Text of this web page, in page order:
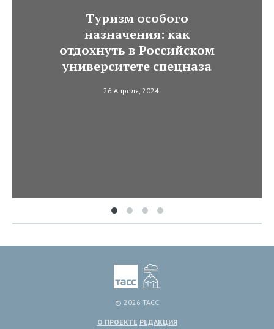
Туризм особого
назначения: как
отдохнуть в Российском
университете спецназа
26 Апреля, 2024
© 2026 ТАСС
О ПРОЕКТЕ РЕДАКЦИЯ